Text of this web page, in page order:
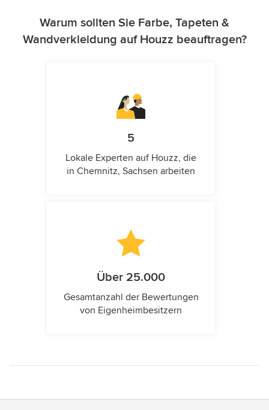
Warum sollten Sie Farbe, Tapeten &
Wandverkleidung auf Houzz beauftragen?
5
Lokale Experten auf Houzz, die
in Chemnitz, Sachsen arbeiten
Über 25.000
Gesamtanzahl der Bewertungen
von Eigenheimbesitzern